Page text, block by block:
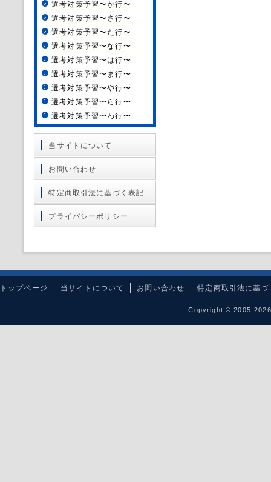
選考対策予習〜か行〜
選考対策予習〜さ行〜
選考対策予習〜た行〜
選考対策予習〜な行〜
選考対策予習〜は行〜
選考対策予習〜ま行〜
選考対策予習〜や行〜
選考対策予習〜ら行〜
選考対策予習〜わ行〜
当サイトについて
お問い合わせ
特定商取引法に基づく表記
プライバシーポリシー
トップページ 当サイトについて お問い合わせ 特定商取引法に基づ
Copyright © 2005-